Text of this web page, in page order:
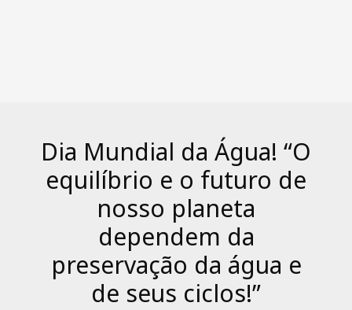
Dia Mundial da Água! “O
equilíbrio e o futuro de
nosso planeta
dependem da
preservação da água e
de seus ciclos!”